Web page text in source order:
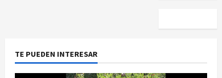
TE PUEDEN INTERESAR